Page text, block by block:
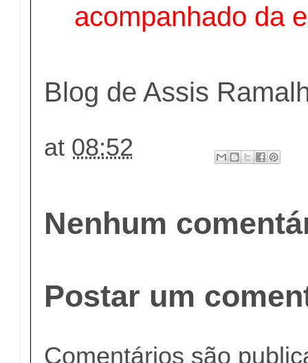
acompanhado da
Blog de Assis
at 08:52
Nenhum
Postar um
Comentários são